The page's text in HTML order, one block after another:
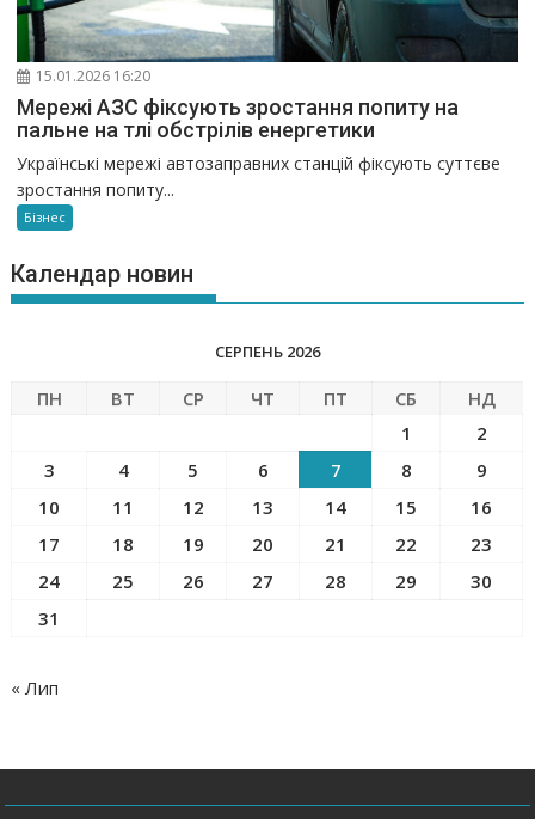
15.01.2026 16:20
Мережі АЗС фіксують зростання попиту на
пальне на тлі обстрілів енергетики
Українські мережі автозаправних станцій фіксують суттєве
зростання попиту...
Бізнес
Календар новин
СЕРПЕНЬ 2026
ПН ВТ СР ЧТ ПТ СБ
НД
1
2
3
4 5 6 7 8
9
10
11 12 13 14 15
16
17
18 19 20 21 22
23
24
25 26 27 28 29
30
31
« Лип